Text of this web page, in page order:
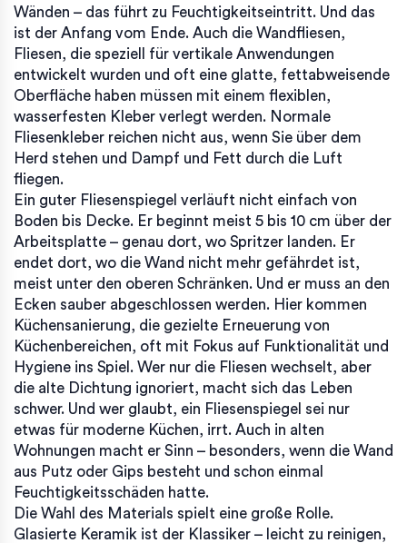
Wänden – das führt zu Feuchtigkeitseintritt. Und das
ist der Anfang vom Ende. Auch die Wandfliesen,
Fliesen, die speziell für vertikale Anwendungen
entwickelt wurden und oft eine glatte, fettabweisende
Oberfläche haben müssen mit einem flexiblen,
wasserfesten Kleber verlegt werden. Normale
Fliesenkleber reichen nicht aus, wenn Sie über dem
Herd stehen und Dampf und Fett durch die Luft
fliegen.
Ein guter Fliesenspiegel verläuft nicht einfach von
Boden bis Decke. Er beginnt meist 5 bis 10 cm über der
Arbeitsplatte – genau dort, wo Spritzer landen. Er
endet dort, wo die Wand nicht mehr gefährdet ist,
meist unter den oberen Schränken. Und er muss an den
Ecken sauber abgeschlossen werden. Hier kommen
Küchensanierung, die gezielte Erneuerung von
Küchenbereichen, oft mit Fokus auf Funktionalität und
Hygiene ins Spiel. Wer nur die Fliesen wechselt, aber
die alte Dichtung ignoriert, macht sich das Leben
schwer. Und wer glaubt, ein Fliesenspiegel sei nur
etwas für moderne Küchen, irrt. Auch in alten
Wohnungen macht er Sinn – besonders, wenn die Wand
aus Putz oder Gips besteht und schon einmal
Feuchtigkeitsschäden hatte.
Die Wahl des Materials spielt eine große Rolle.
Glasierte Keramik ist der Klassiker – leicht zu reinigen,